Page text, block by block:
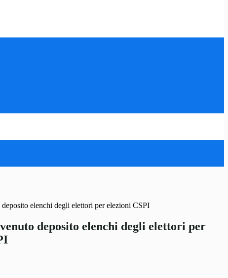
elenchi degli elettori per elezioni CSPI
deposito elenchi degli elettori per